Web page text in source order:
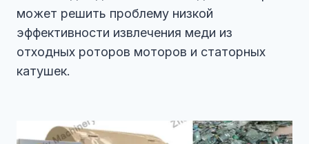
может решить проблему низкой
эффективности извлечения меди из
отходных роторов моторов и статорных
катушек.